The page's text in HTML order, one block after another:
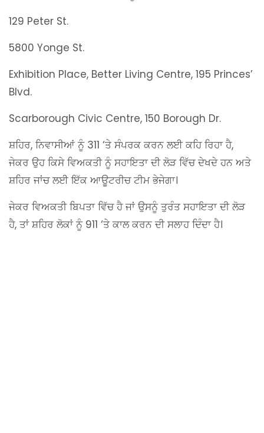
129 Peter St.
5800 Yonge St.
Exhibition Place, Better Living Centre, 195 Princes’
Blvd.
Scarborough Civic Centre, 150 Borough Dr.
ਸ਼ਹਿਰ, ਨਿਵਾਸੀਆਂ ਨੂੰ 311 ‘ਤੇ ਸੰਪਰਕ ਕਰਨ ਲਈ ਕਹਿ ਰਿਹਾ ਹੈ,
ਜੇਕਰ ਉਹ ਕਿਸੇ ਵਿਅਕਤੀ ਨੂੰ ਸਹਾਇਤਾ ਦੀ ਲੋੜ ਵਿੱਚ ਦੇਖਦੇ ਹਨ ਅਤੇ
ਸ਼ਹਿਰ ਜਾਂਚ ਲਈ ਇੱਕ ਆਊਟਰੀਚ ਟੀਮ ਭੇਜੇਗਾ।
ਜੇਕਰ ਵਿਅਕਤੀ ਬਿਪਤਾ ਵਿੱਚ ਹੈ ਜਾਂ ਉਸਨੂੰ ਤੁਰੰਤ ਸਹਾਇਤਾ ਦੀ ਲੋੜ
ਹੈ, ਤਾਂ ਸ਼ਹਿਰ ਲੋਕਾਂ ਨੂੰ 911 ‘ਤੇ ਕਾਲ ਕਰਨ ਦੀ ਸਲਾਹ ਦਿੰਦਾ ਹੈ।